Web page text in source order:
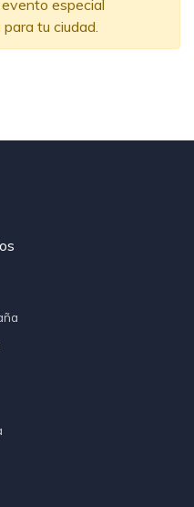
especial
tu ciudad.